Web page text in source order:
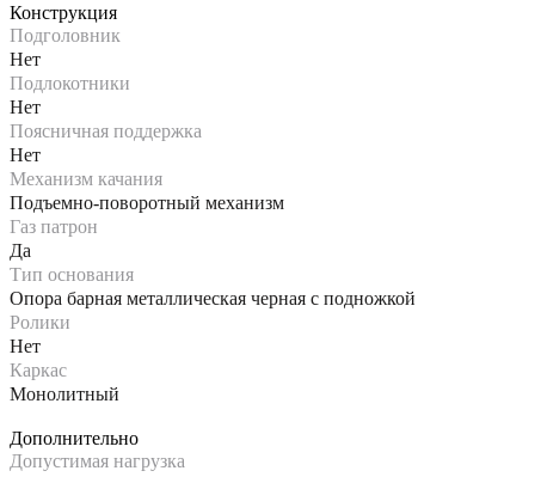
Конструкция
Подголовник
Нет
Подлокотники
Нет
Поясничная поддержка
Нет
Механизм качания
Подъемно-поворотный механизм
Газ патрон
Да
Тип основания
Опора барная металлическая черная с подножкой
Ролики
Нет
Каркас
Монолитный
Дополнительно
Допустимая нагрузка